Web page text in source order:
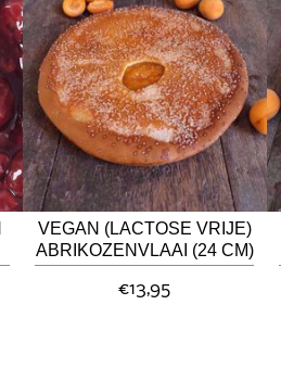
VEGAN (LACTOSE VRIJE)
ABRIKOZENVLAAI (24 CM)
€13,95